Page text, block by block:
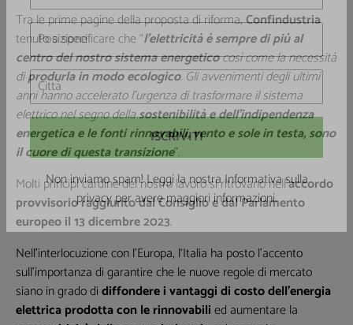
Tra le prime pagine della proposta di riforma,Confindustria
tenuto a specificare che “l’elettricità è sempre di più al
centro del nostro sistema energeticocosì come la necessità
diprodurla in modo ecologico. Gli avvenimenti degli ultimi
anni hanno accelerato l’urgenza di trasformare il sistema
elettrico nel segno dellasostenibilità e dell’indipendenza
energeticae le fonti rinnovabili, vento e sole in testa, sono
il cuore di questa transizione”.
Molti principi cardine del nostro lavoro si ritrovano nell’accordo
provvisorio raggiunto dal Consiglio e dal Parlamento
europeo il 13 dicembre 2023.
Nell’interlocuzione con l’Europa, l‘Italia ha posto l’accento
sull’importanza di garantire che le nuove regole di mercato
siano in grado didiffondere i vantaggi di costo dell’energia
elettrica prodotta con le rinnovabilied aumentare la
Non inviamo spam! Leggi la nostra Informativa sulla
privacyper avere maggiori informazioni.